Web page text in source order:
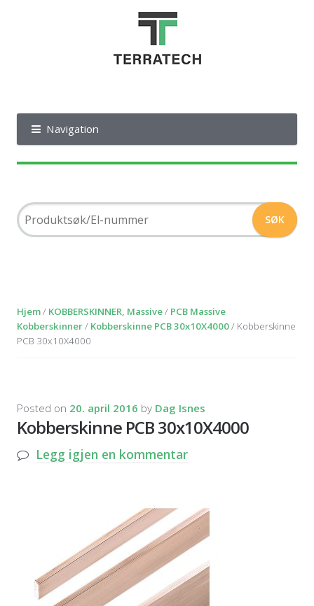
Navigation
Hjem/ KOBBERSKINNER, Massive/ PCB Massive
Kobberskinner/ Kobberskinne PCB 30x10X4000/ Kobberskinne
PCB 30x10X4000
Posted on 20. april 2016 by Dag Isnes
Kobberskinne PCB 30x10X4000
Legg igjen en kommentar